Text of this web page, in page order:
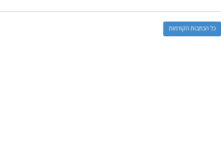
כל הכתבות הקודמות